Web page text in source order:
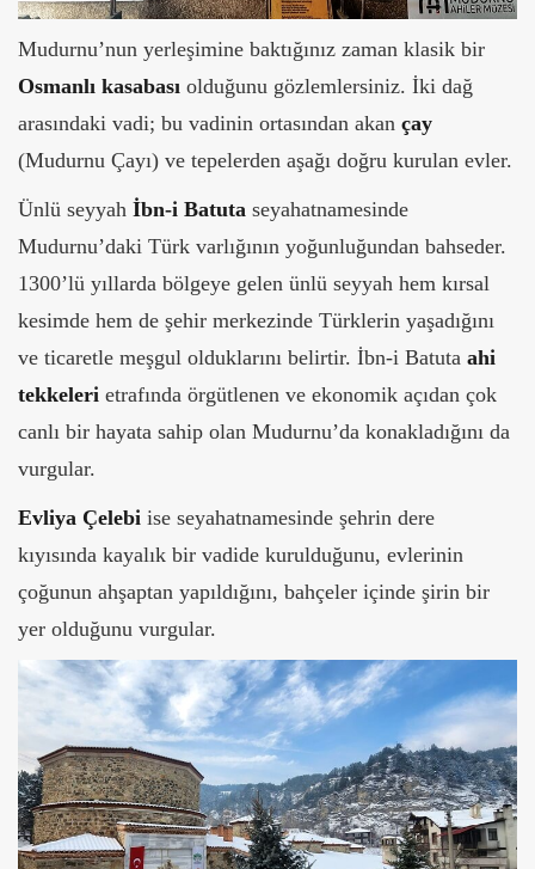
Mudurnu’nun yerleşimine baktığınız zaman klasik bir
Osmanlı kasabası olduğunu gözlemlersiniz. İki dağ
arasındaki vadi; bu vadinin ortasından akan çay
(Mudurnu Çayı) ve tepelerden aşağı doğru kurulan evler.
Ünlü seyyah İbn-i Batuta seyahatnamesinde
Mudurnu’daki Türk varlığının yoğunluğundan bahseder.
1300’lü yıllarda bölgeye gelen ünlü seyyah hem kırsal
kesimde hem de şehir merkezinde Türklerin yaşadığını
ve ticaretle meşgul olduklarını belirtir. İbn-i Batuta ahi
tekkeleri etrafında örgütlenen ve ekonomik açıdan çok
canlı bir hayata sahip olan Mudurnu’da konakladığını da
vurgular.
Evliya Çelebi ise seyahatnamesinde şehrin dere
kıyısında kayalık bir vadide kurulduğunu, evlerinin
çoğunun ahşaptan yapıldığını, bahçeler içinde şirin bir
yer olduğunu vurgular.